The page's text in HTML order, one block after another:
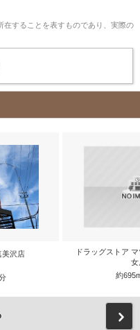
することを表すものであり、実際の
美沢店
ドラッグストア
女
約